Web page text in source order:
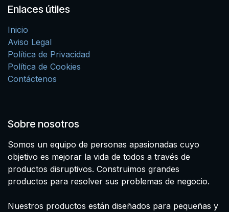
Enlaces útiles
Inicio
Aviso Legal
Política de Privacidad
Política de Cookies
Contáctenos
Sobre nosotros
Somos un equipo de personas apasionadas cuyo
objetivo es mejorar la vida de todos a través de
productos disruptivos. Construimos grandes
productos para resolver sus problemas de negocio.
Nuestros productos están diseñados para pequeñas y